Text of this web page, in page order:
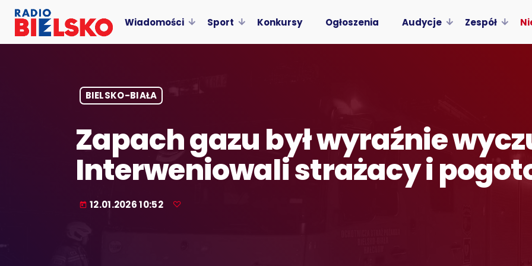
Wiadomości Sport Konkursy Ogłoszenia Audycje Zespół
BIELSKO-BIAŁA
Zapach gazu był wyraźnie
Interweniowali strażacy i
today 12.01.2026 10:52